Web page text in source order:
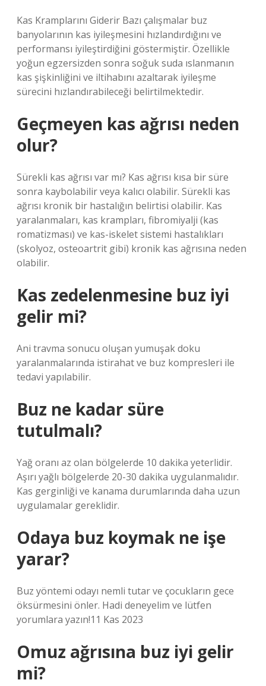
Kas Kramplarını Giderir Bazı çalışmalar buz
banyolarının kas iyileşmesini hızlandırdığını ve
performansı iyileştirdiğini göstermiştir. Özellikle
yoğun egzersizden sonra soğuk suda ıslanmanın
kas şişkinliğini ve iltihabını azaltarak iyileşme
sürecini hızlandırabileceği belirtilmektedir.
Geçmeyen kas ağrısı neden
olur?
Sürekli kas ağrısı var mı? Kas ağrısı kısa bir süre
sonra kaybolabilir veya kalıcı olabilir. Sürekli kas
ağrısı kronik bir hastalığın belirtisi olabilir. Kas
yaralanmaları, kas krampları, fibromiyalji (kas
romatizması) ve kas-iskelet sistemi hastalıkları
(skolyoz, osteoartrit gibi) kronik kas ağrısına neden
olabilir.
Kas zedelenmesine buz iyi
gelir mi?
Ani travma sonucu oluşan yumuşak doku
yaralanmalarında istirahat ve buz kompresleri ile
tedavi yapılabilir.
Buz ne kadar süre
tutulmalı?
Yağ oranı az olan bölgelerde 10 dakika yeterlidir.
Aşırı yağlı bölgelerde 20-30 dakika uygulanmalıdır.
Kas gerginliği ve kanama durumlarında daha uzun
uygulamalar gereklidir.
Odaya buz koymak ne işe
yarar?
Buz yöntemi odayı nemli tutar ve çocukların gece
öksürmesini önler. Hadi deneyelim ve lütfen
yorumlara yazın!11 Kas 2023
Omuz ağrısına buz iyi gelir
mi?